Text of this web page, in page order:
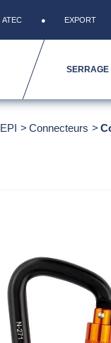
ATEC EXPORT
SERRAGE
EPI Connecteurs